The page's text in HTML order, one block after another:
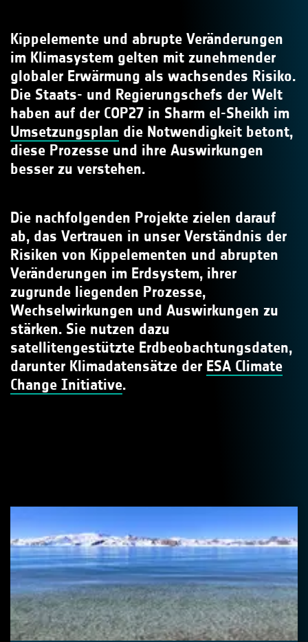
Kippelemente und abrupte Veränderungen
im Klimasystem gelten mit zunehmender
globaler Erwärmung als wachsendes Risiko.
Die Staats- und Regierungschefs der Welt
haben auf der COP27 in Sharm el-Sheikh im
Umsetzungsplan die Notwendigkeit betont,
diese Prozesse und ihre Auswirkungen
besser zu verstehen.
Die nachfolgenden Projekte zielen darauf
ab, das Vertrauen in unser Verständnis der
Risiken von Kippelementen und abrupten
Veränderungen im Erdsystem, ihrer
zugrunde liegenden Prozesse,
Wechselwirkungen und Auswirkungen zu
stärken. Sie nutzen dazu
satellitengestützte Erdbeobachtungsdaten,
darunter Klimadatensätze der ESA Climate
Change Initiative.